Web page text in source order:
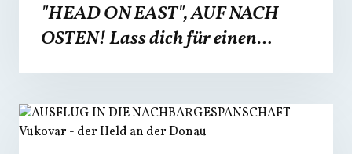
"HEAD ON EAST", AUF NACH
OSTEN! Lass dich für einen…